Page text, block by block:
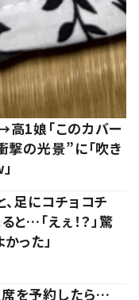
1娘「このカバー
撃の光景”に「吹き
足にコチョコチ
と…「えぇ！？」驚
った」
を予約したら…